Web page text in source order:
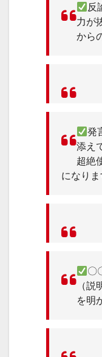
反
力が
から
発
添え
超絶
になりま
〇
（
を明